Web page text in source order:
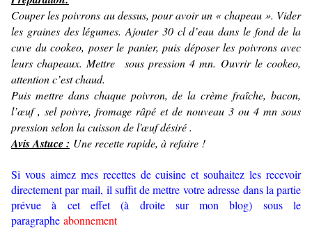
Couper les poivrons au dessus, pour avoir un « chapeau ». Vider
les graines des légumes. Ajouter 30 cl d’eau dans le fond de la
cuve du cookeo, poser le panier, puis déposer les poivrons avec
leurs chapeaux. Mettre sous pression 4 mn. Ouvrir le cookeo,
attention c’est chaud.
Puis mettre dans chaque poivron, de la crème fraîche, bacon,
l’œuf , sel poivre, fromage râpé et de nouveau 3 ou 4 mn sous
pression selon la cuisson de l'œuf désiré .
Avis Astuce : Une recette rapide, à refaire !
Si vous aimez mes recettes de cuisine et souhaitez les recevoir
directement par mail, il suffit de mettre votre adresse dans la partie
prévue à cet effet (à droite sur mon blog) sous le
paragraphe abonnement